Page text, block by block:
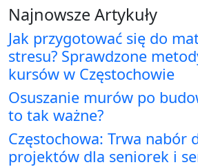
Najnowsze Artykuły
Jak przygotować się do
stresu? Sprawdzone
kursów w Częstochowie
Osuszanie murów po
to tak ważne?
Częstochowa: Trwa nabór
projektów dla seniorek i